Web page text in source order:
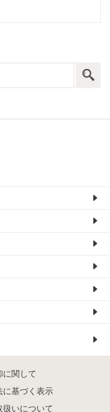
に関して
に基づく表示
いについて